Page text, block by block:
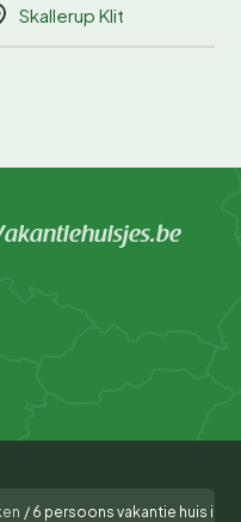
Skallerup Klit
/ 6 persoons vakantie huis in